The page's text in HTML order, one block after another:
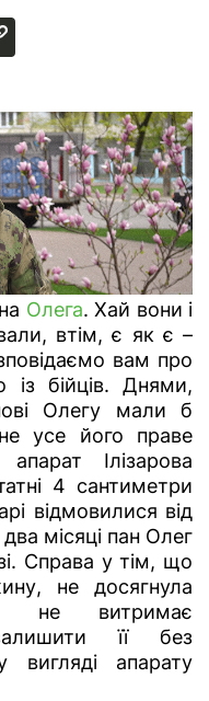
Олега. Хай вони і
втім, є як є –
вам про
із бійців. Днями,
Олегу мали б
усе його праве
Ілізарова
4 сантиметри
відмовилися від
місяці пан Олег
Справа у тім, що
не досягнула
і не витримає
її без
вигляді апарату